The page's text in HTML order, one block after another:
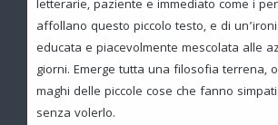
letterarie, paziente e immediato come i
affollano questo piccolo testo, e di
educata e piacevolmente mescolata alle
giorni. Emerge tutta una filosofia terrena,
maghi delle piccole cose che fanno
senza volerlo.